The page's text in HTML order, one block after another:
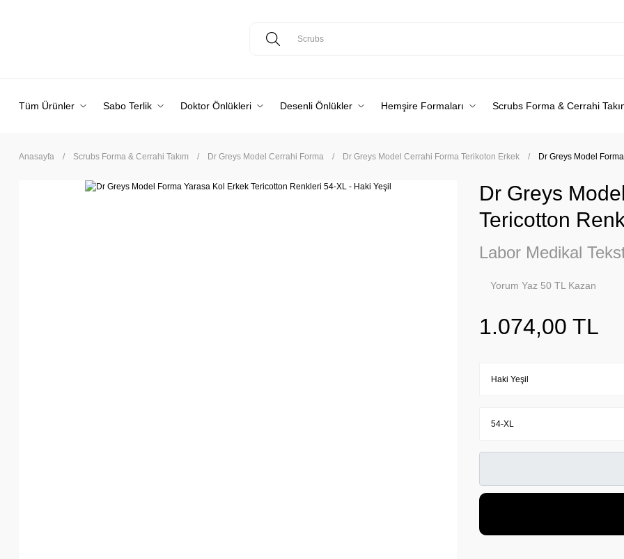
Tüm Ürünler Sabo Terlik Doktor Önlükleri Desenli Önlükler Hemşire Formaları Scrubs Forma & Cerrahi
Anasayfa Scrubs Forma & Cerrahi Takım Dr Greys Model Cerrahi Forma Dr Greys Model Cerrahi Forma Terikoton Erkek Dr Greys Model
Dr Greys
Tericotton
Labor Medikal
Yorum Yaz 50 TL Kazan
1.074,00 TL